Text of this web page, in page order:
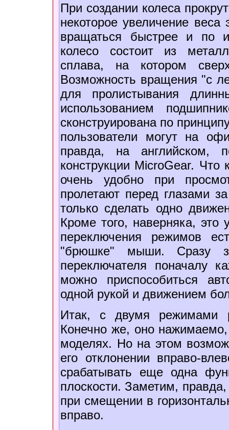
При создании колеса
некоторое увеличение
вращаться быстрее и по
колесо состоит из
сплава, на котором
Возможность вращения "с
для пролистывания
использованием
сконструирована по
пользователи могут на
правда, на английском,
конструкции MicroGear. Что
очень удобно при
пролетают перед глазами
только сделать одно
Кроме того, наверняка,
переключения режимов
"брюшке" мыши. Сразу
переключателя поначалу
можно приспособиться
одной рукой и движением
Итак, с двумя режимами
Конечно же, оно нажимаемо,
моделях. Но на этом
его отклонении вправо-
срабатывать еще одна
плоскости. Заметим, правда,
при смещении в
вправо.